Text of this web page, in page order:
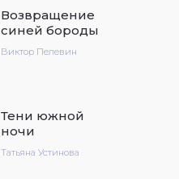
Возвращение
синей бороды
Виктор Пелевин
Тени южной
ночи
Татьяна Устинова